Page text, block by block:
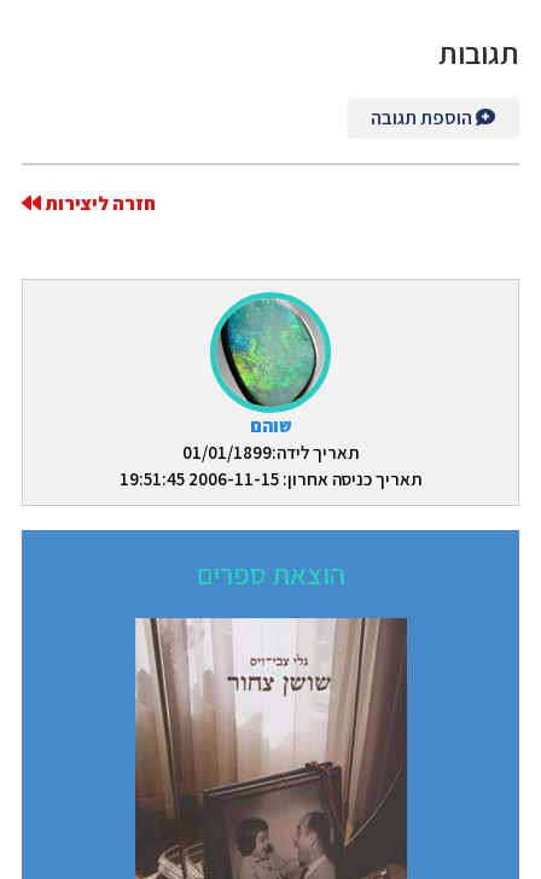
שוהם
תאריך לידה:01/01/1899
תאריך כניסה אחרון: 2006-11-15 19:51:45
הוצאת ספרים
תגובות
הוספת תגובה
חזרה ליצירות